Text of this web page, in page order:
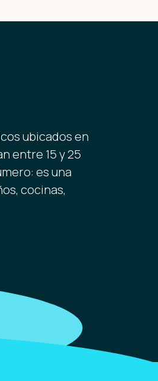
ubicados en
entre 15 y 25
es una
cocinas,